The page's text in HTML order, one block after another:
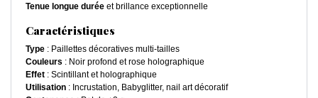
Tenue longue durée et brillance exceptionnelle
Caractéristiques
Type : Paillettes décoratives multi-tailles
Couleurs : Noir profond et rose holographique
Effet : Scintillant et holographique
Utilisation : Incrustation, Babyglitter, nail art décoratif